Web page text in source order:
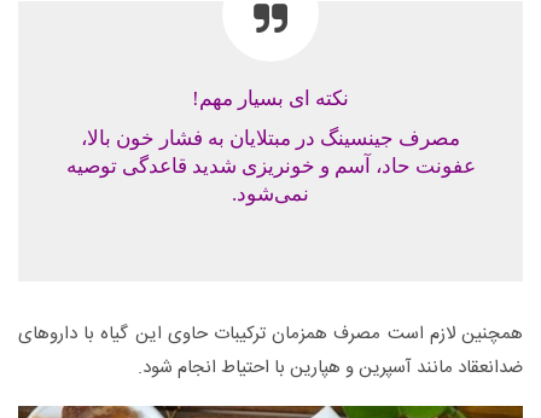
نکته ای بسیار مهم!
مصرف جینسینگ در مبتلایان به فشار خون بالا،
عفونت حاد، آسم و خونریزی شدید قاعدگی توصیه
نمی‌شود.
همچنین لازم است مصرف همزمان ترکیبات حاوی این گیاه با داروهای
ضدانعقاد مانند آسپرین و هپارین با احتیاط انجام شود.